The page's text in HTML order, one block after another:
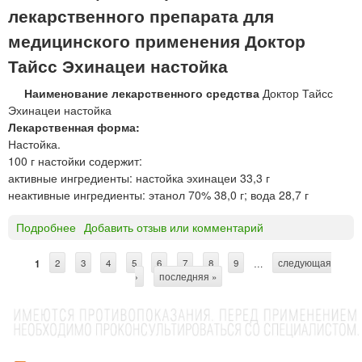
р
и
м
а
в
н
т
р
ь
и
м
н
е
н
и
А
Й
С
С
Э
Х
И
А
Ц
Е
Ф
Р
р
а
лекарственного препарата для
медицинского применения Доктор
Тайсс Эхинацеи настойка
Наименование лекарственного средства Доктор Тайсс
Эхинацеи настойка
Лекарственная форма:
Настойка.
100 г настойки содержит:
активные ингредиенты: настойка эхинацеи 33,3 г
неактивные ингредиенты: этанол 70% 38,0 г; вода 28,7 г
Подробнее
о
к
о
р
Добавить отзыв или комментарий
р
1 2 3 4 5 6 7 8 9 …
следующая
›
последняя »